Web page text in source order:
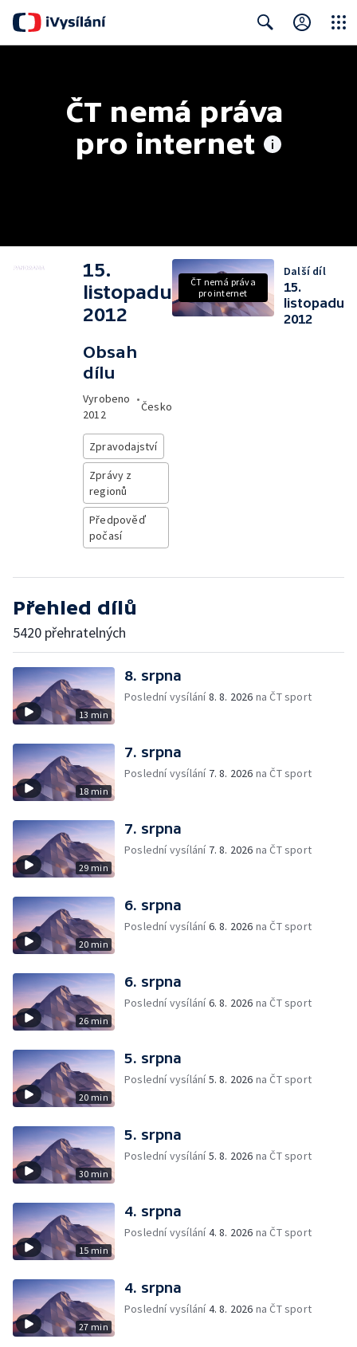
ČT nemá práva
pro internet
15.
listopadu
2012
Obsah
dílu
Vyrobeno
2012
•
Česko
Zpravodajství
Zprávy z
regionů
Předpověď
počasí
ČT nemá práva
pro internet
Další díl
15.
listopadu
2012
Přehled dílů
5420 přehratelných
13 min
8. srpna
Poslední vysílání8. 8. 2026 na ČT sport
18 min
7. srpna
Poslední vysílání 7. 8. 2026 na ČT sport
29 min
7. srpna
Poslední vysílání 7. 8. 2026 na ČT sport
20 min
6. srpna
Poslední vysílání6. 8. 2026 na ČT sport
26 min
6. srpna
Poslední vysílání6. 8. 2026 na ČT sport
20 min
5. srpna
Poslední vysílání5. 8. 2026 na ČT sport
30 min
5. srpna
Poslední vysílání5. 8. 2026 na ČT sport
15 min
4. srpna
Poslední vysílání4. 8. 2026 na ČT sport
27 min
4. srpna
Poslední vysílání4. 8. 2026 na ČT sport